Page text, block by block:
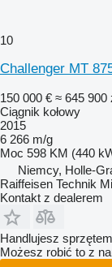
10
Challenger MT
150 000 € ≈ 645 900
Ciągnik kołowy
2015
6 266 m/g
Moc 598 KM (440
Niemcy, Holle-
Raiffeisen Technik
Kontakt z dealerem
Handlujesz
Możesz robić to z